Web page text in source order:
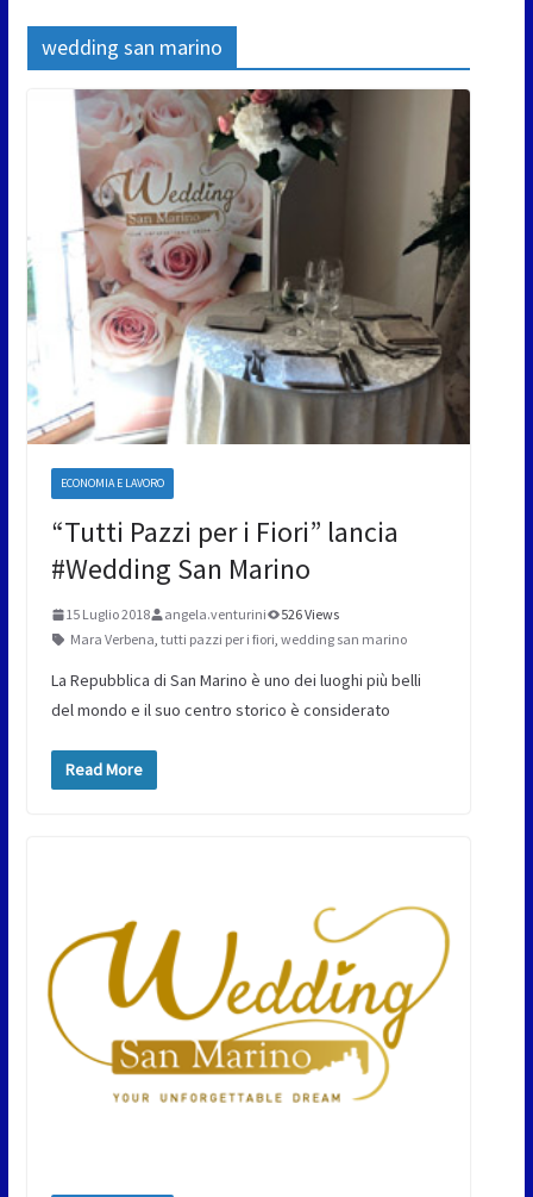
wedding san marino
ECONOMIA E LAVORO
“Tutti Pazzi per i Fiori” lancia
#Wedding San Marino
15 Luglio 2018 angela.venturini
526 Views
Mara Verbena, tutti pazzi per i fiori, wedding san marino
La Repubblica di San Marino è uno dei luoghi più belli
del mondo e il suo centro storico è considerato
Read More